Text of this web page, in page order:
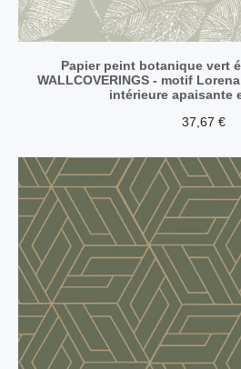
Papier peint botanique vert
WALLCOVERINGS - motif
intérieure apaisante
37,67 €